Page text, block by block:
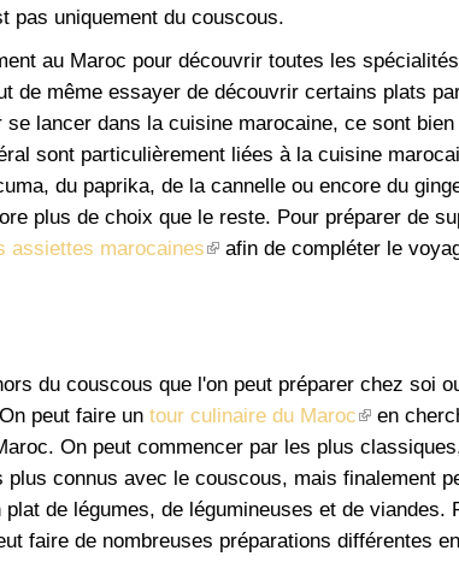
pas uniquement du couscous.
au Maroc pour découvrir toutes les
de même essayer de découvrir certains plats
lancer dans la cuisine marocaine, ce sont
sont particulièrement liées à la cuisine
du paprika, de la cannelle ou encore du
plus de choix que le reste. Pour préparer de
assiettes marocaines(leafin de compléter le
du couscous que l'on peut préparer chez soi
peut faire un tour culinaire du Maroc(le
lien
externe)
en
On peut commencer par les plus
connus avec le couscous, mais finalement
de légumes, de légumineuses et de viandes.
faire de nombreuses préparations différentes